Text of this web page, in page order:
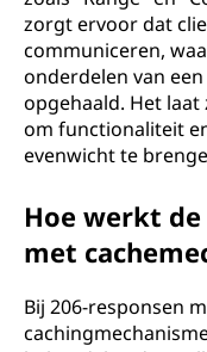
zorgt ervoor dat
communiceren,
onderdelen van
opgehaald. Het laat
om functionaliteit
evenwicht te
Hoe werkt
met
Bij 206-responsen